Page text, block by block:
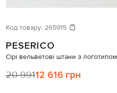
Давайте підберемо щось ще
Схожі товари
Код товару: 265915
PESERICO
Сірі вельветові штани з логотипом
20 99112 616 грн